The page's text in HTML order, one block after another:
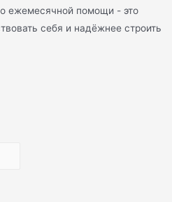
ежемесячной помощи - это
себя и надёжнее строить